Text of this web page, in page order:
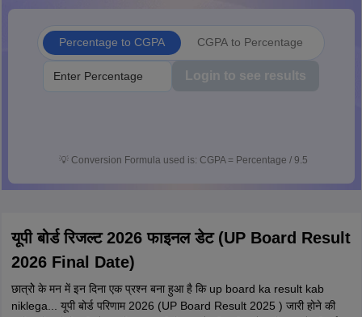
Percentage to CGPA CGPA to Percentage
Login to see results
💡 Conversion Formula used is: CGPA = Percentage / 9.5
यूपी बोर्ड रिजल्ट 2026 फाइनल डेट (UP Board Result
2026 Final Date)
छात्रोे के मन में इन दिना एक प्रश्न बना हुआ है कि up board ka result kab
niklega... यूपी बोर्ड परिणाम 2026 (UP Board Result 2025 ) जारी होने की